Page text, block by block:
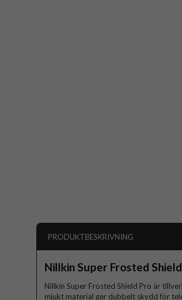
PRODUKTBESKRIVNING
Nillkin Super Frosted
Nillkin Super Frosted Shield Pro är
mjukt material ger dubbelt skydd för